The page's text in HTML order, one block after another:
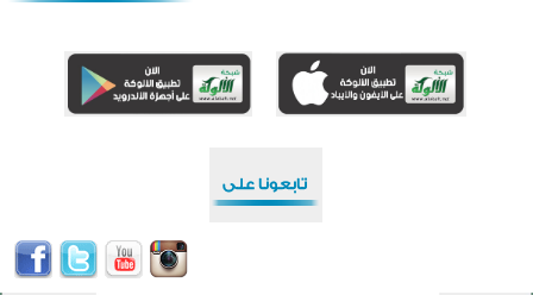
اختتام الدورة التاسعة لمسابقة حفظ وتلاوة القرآن الكريم في أزناكاييف